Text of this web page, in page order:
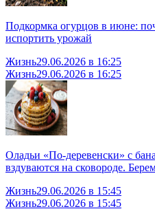
Подкормка огурцов в июне:
испортить урожай
Жизнь29.06.2026 в 16:25
Жизнь29.06.2026 в 16:25
Оладьи «По-деревенски» с
вздуваются на сковороде.
Жизнь29.06.2026 в 15:45
Жизнь29.06.2026 в 15:45